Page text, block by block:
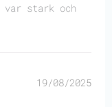
var stark och
19/08/2025